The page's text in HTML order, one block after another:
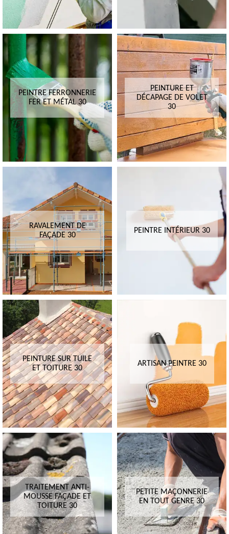
PEINTRE FERRONNERIE
FER ET MÉTAL 30
PEINTURE ET
DÉCAPAGE DE VOLET
30
RAVALEMENT DE
FAÇADE 30
PEINTRE INTÉRIEUR 30
PEINTURE SUR TUILE
ET TOITURE 30
ARTISAN PEINTRE 30
TRAITEMENT ANTI-
MOUSSE FAÇADE ET
TOITURE 30
PETITE MAÇONNERIE
EN TOUT GENRE 30